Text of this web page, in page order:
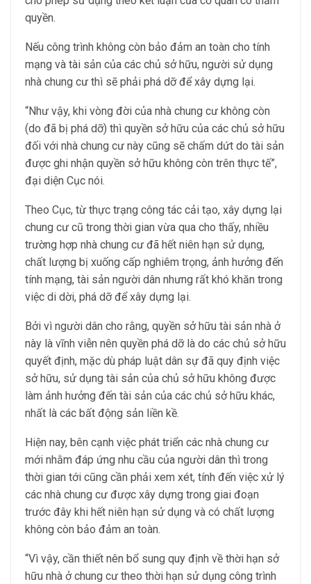
quyền.
Nếu công trình không còn bảo đảm an toàn cho tính
mạng và tài sản của các chủ sở hữu, người sử dụng
nhà chung cư thì sẽ phải phá dỡ để xây dựng lại.
“Như vậy, khi vòng đời của nhà chung cư không còn
(do đã bị phá dỡ) thì quyền sở hữu của các chủ sở hữu
đối với nhà chung cư này cũng sẽ chấm dứt do tài sản
được ghi nhận quyền sở hữu không còn trên thực tế”,
đại diện Cục nói.
Theo Cục, từ thực trạng công tác cải tạo, xây dựng lại
chung cư cũ trong thời gian vừa qua cho thấy, nhiều
trường hợp nhà chung cư đã hết niên hạn sử dụng,
chất lượng bị xuống cấp nghiêm trọng, ảnh hưởng đến
tính mạng, tài sản người dân nhưng rất khó khăn trong
việc di dời, phá dỡ để xây dựng lại.
Bởi vì người dân cho rằng, quyền sở hữu tài sản nhà ở
này là vĩnh viễn nên quyền phá dỡ là do các chủ sở hữu
quyết định, mặc dù pháp luật dân sự đã quy định việc
sở hữu, sử dụng tài sản của chủ sở hữu không được
làm ảnh hưởng đến tài sản của các chủ sở hữu khác,
nhất là các bất động sản liền kề.
Hiện nay, bên cạnh việc phát triển các nhà chung cư
mới nhằm đáp ứng nhu cầu của người dân thì trong
thời gian tới cũng cần phải xem xét, tính đến việc xử lý
các nhà chung cư được xây dựng trong giai đoạn
trước đây khi hết niên hạn sử dụng và có chất lượng
không còn bảo đảm an toàn.
“Vì vậy, cần thiết nên bổ sung quy định về thời hạn sở
hữu nhà ở chung cư theo thời hạn sử dụng công trình